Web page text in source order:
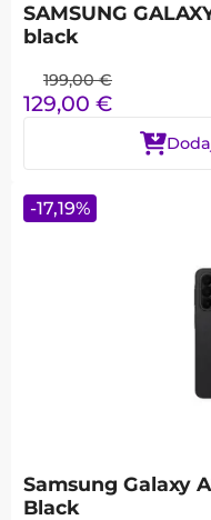
SAMSUNG
black
199,00 €
129,00 €
Samsung Galaxy
Black
-17,19%